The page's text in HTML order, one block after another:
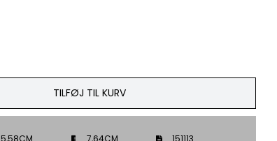
TILFØJ TIL KURV